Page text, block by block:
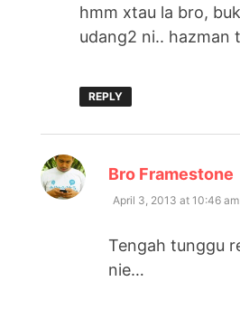
hmm xtau la bro,
udang2 ni.. hazman
REPLY
Bro Framestone
April 3, 2013 at 10:46 am
Tengah tunggu
nie…